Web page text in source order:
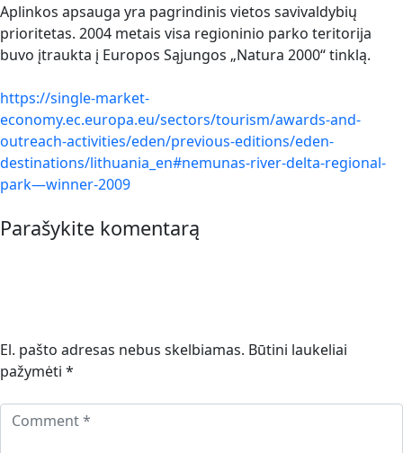
Aplinkos apsauga yra pagrindinis vietos savivaldybių
prioritetas. 2004 metais visa regioninio parko teritorija
buvo įtraukta į Europos Sąjungos „Natura 2000“ tinklą.
https://single-market-
economy.ec.europa.eu/sectors/tourism/awards-and-
outreach-activities/eden/previous-editions/eden-
destinations/lithuania_en#nemunas-river-delta-regional-
park—winner-2009
Parašykite komentarą
El. pašto adresas nebus skelbiamas. Būtini laukeliai
pažymėti *